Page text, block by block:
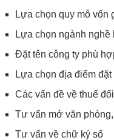
Lựa chọn quy mô vốn
Lựa chọn ngành nghề
Đặt tên công ty phù
Lựa chọn địa điểm
Các vấn đề về thuế
Tư vấn mở văn
Tư vấn về chữ ký số